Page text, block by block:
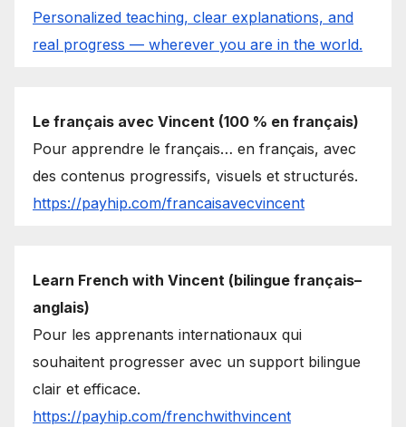
Personalized teaching, clear explanations, and
real progress — wherever you are in the world.
Le français avec Vincent (100 % en français)
Pour apprendre le français… en français, avec
des contenus progressifs, visuels et structurés.
https://payhip.com/francaisavecvincent
Learn French with Vincent (bilingue français–
anglais)
Pour les apprenants internationaux qui
souhaitent progresser avec un support bilingue
clair et efficace.
https://payhip.com/frenchwithvincent